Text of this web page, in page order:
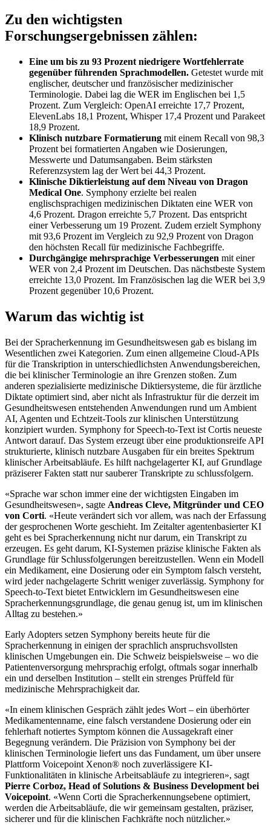
Zu den wichtigsten
Forschungsergebnissen zählen:
Eine um bis zu 93 Prozent niedrigere Wortfehlerrate
gegenüber führenden Sprachmodellen. Getestet wurde mit
englischer, deutscher und französischer medizinischer
Terminologie. Dabei lag die WER im Englischen bei 1,5
Prozent. Zum Vergleich: OpenAI erreichte 17,7 Prozent,
ElevenLabs 18,1 Prozent, Whisper 17,4 Prozent und Parakeet
18,9 Prozent.
Klinisch nutzbare Formatierung mit einem Recall von 98,3
Prozent bei formatierten Angaben wie Dosierungen,
Messwerte und Datumsangaben. Beim stärksten
Referenzsystem lag der Wert bei 44,3 Prozent.
Klinische Diktierleistung auf dem Niveau von Dragon
Medical One. Symphony erzielte bei realen
englischsprachigen medizinischen Diktaten eine WER von
4,6 Prozent. Dragon erreichte 5,7 Prozent. Das entspricht
einer Verbesserung um 19 Prozent. Zudem erzielt Symphony
mit 93,6 Prozent im Vergleich zu 92,9 Prozent von Dragon
den höchsten Recall für medizinische Fachbegriffe.
Durchgängige mehrsprachige Verbesserungen mit einer
WER von 2,4 Prozent im Deutschen. Das nächstbeste System
erreichte 13,0 Prozent. Im Französischen lag die WER bei 3,9
Prozent gegenüber 10,6 Prozent.
Warum das wichtig ist
Bei der Spracherkennung im Gesundheitswesen gab es bislang im
Wesentlichen zwei Kategorien. Zum einen allgemeine Cloud-APIs
für die Transkription in unterschiedlichsten Anwendungsbereichen,
die bei klinischer Terminologie an ihre Grenzen stoßen. Zum
anderen spezialisierte medizinische Diktiersysteme, die für ärztliche
Diktate optimiert sind, aber nicht als Infrastruktur für die derzeit im
Gesundheitswesen entstehenden Anwendungen rund um Ambient
AI, Agenten und Echtzeit-Tools zur klinischen Unterstützung
konzipiert wurden. Symphony for Speech-to-Text ist Cortis neueste
Antwort darauf. Das System erzeugt über eine produktionsreife API
strukturierte, klinisch nutzbare Ausgaben für ein breites Spektrum
klinischer Arbeitsabläufe. Es hilft nachgelagerter KI, auf Grundlage
präziserer Fakten statt nur sauberer Transkripte zu schlussfolgern.
«Sprache war schon immer eine der wichtigsten Eingaben im
Gesundheitswesen», sagte Andreas Cleve, Mitgründer und CEO
von Corti. «Heute verändert sich vor allem, was nach der Erfassung
der gesprochenen Worte geschieht. Im Zeitalter agentenbasierter KI
geht es bei Spracherkennung nicht nur darum, ein Transkript zu
erzeugen. Es geht darum, KI-Systemen präzise klinische Fakten als
Grundlage für Schlussfolgerungen bereitzustellen. Wenn ein Modell
ein Medikament, eine Dosierung oder ein Symptom falsch versteht,
wird jeder nachgelagerte Schritt weniger zuverlässig. Symphony for
Speech-to-Text bietet Entwicklern im Gesundheitswesen eine
Spracherkennungsgrundlage, die genau genug ist, um im klinischen
Alltag zu bestehen.»
Early Adopters setzen Symphony bereits heute für die
Spracherkennung in einigen der sprachlich anspruchsvollsten
klinischen Umgebungen ein. Die Schweiz beispielsweise – wo die
Patientenversorgung mehrsprachig erfolgt, oftmals sogar innerhalb
ein und derselben Institution – stellt ein strenges Prüffeld für
medizinische Mehrsprachigkeit dar.
«In einem klinischen Gespräch zählt jedes Wort – ein überhörter
Medikamentenname, eine falsch verstandene Dosierung oder ein
fehlerhaft notiertes Symptom können die Aussagekraft einer
Begegnung verändern. Die Präzision von Symphony bei der
klinischen Terminologie liefert uns das Fundament, um über unsere
Plattform Voicepoint Xenon® noch zuverlässigere KI-
Funktionalitäten in klinische Arbeitsabläufe zu integrieren», sagt
Pierre Corboz, Head of Solutions & Business Development bei
Voicepoint. «Wenn Corti die Spracherkennungsebene optimiert,
werden die Arbeitsabläufe, die wir gemeinsam gestalten, präziser,
sicherer und für die klinischen Fachkräfte noch nützlicher.»